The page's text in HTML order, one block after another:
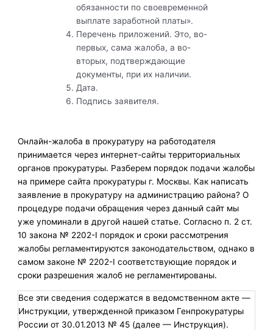
обязанности по своевременной
выплате заработной платы».
Перечень приложений. Это, во-
первых, сама жалоба, а во-
вторых, подтверждающие
документы, при их наличии.
Дата.
Подпись заявителя.
Онлайн-жалоба в прокуратуру на работодателя
принимается через интернет-сайты территориальных
органов прокуратуры. Разберем порядок подачи жалобы
на примере сайта прокуратуры г. Москвы. Как написать
заявление в прокуратуру на администрацию района? О
процедуре подачи обращения через данный сайт мы
уже упоминали в другой нашей статье. Согласно п. 2 ст.
10 закона № 2202-I порядок и сроки рассмотрения
жалобы регламентируются законодательством, однако в
самом законе № 2202-I соответствующие порядок и
сроки разрешения жалоб не регламентированы.
Все эти сведения содержатся в ведомственном акте —
Инструкции, утвержденной приказом Генпрокуратуры
России от 30.01.2013 № 45 (далее — Инструкция).